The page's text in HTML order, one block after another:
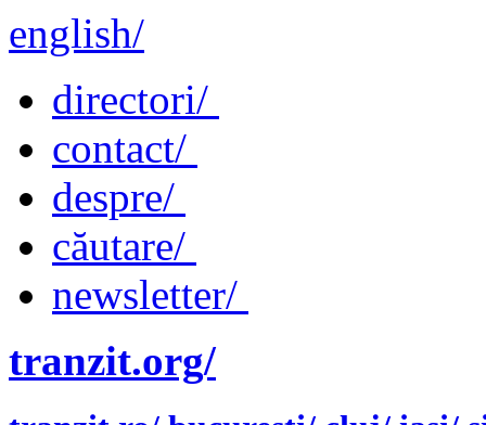
english/
directori/
contact/
despre/
căutare/
newsletter/
tranzit.org/